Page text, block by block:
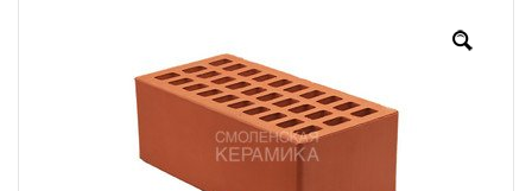
Сотрудничество
Галерея объектов